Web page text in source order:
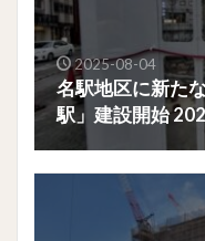
2025-08-04
名駅地区に新た
駅」建設開始